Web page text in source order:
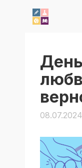
08.07.2024